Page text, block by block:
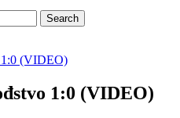
1:0 (VIDEO)
1:0 (VIDEO)